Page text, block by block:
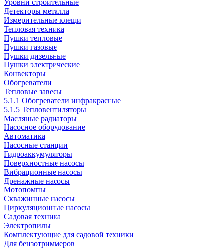
Уровни строительные
Детекторы металла
Измерительные клещи
Тепловая техника
Пушки тепловые
Пушки газовые
Пушки дизельные
Пушки электрические
Конвекторы
Обогреватели
Тепловые завесы
5.1.1 Обогреватели инфракрасные
5.1.5 Тепловентиляторы
Масляные радиаторы
Насосное оборудование
Автоматика
Насосные станции
Гидроаккумуляторы
Поверхностные насосы
Вибрационные насосы
Дренажные насосы
Мотопомпы
Скважинные насосы
Циркуляционные насосы
Садовая техника
Электропилы
Комплектующие для садовой техники
Для бензотриммеров